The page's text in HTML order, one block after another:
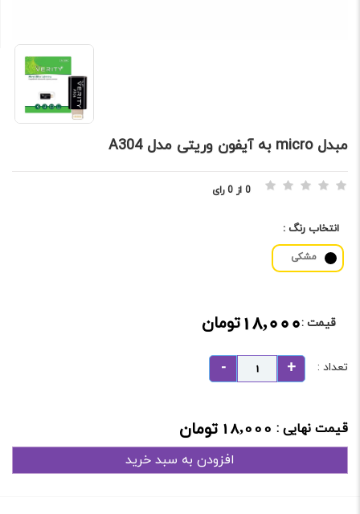
مبدل micro به آیفون وریتی مدل A304
0 از 0 رای
انتخاب رنگ :
مشکی
قیمت :18,000تومان
تعداد :
قیمت نهایی : 18,000 تومان
افزودن به سبد خرید